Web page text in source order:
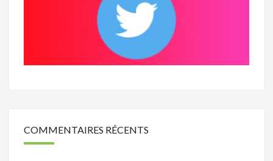
COMMENTAIRES RÉCENTS